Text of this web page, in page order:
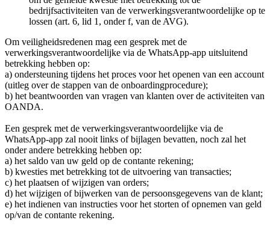
bedrijfsactiviteiten van de verwerkingsverantwoordelijke op te
lossen (art. 6, lid 1, onder f, van de AVG).
Om veiligheidsredenen mag een gesprek met de
verwerkingsverantwoordelijke via de WhatsApp-app uitsluitend
betrekking hebben op:
a) ondersteuning tijdens het proces voor het openen van een account
(uitleg over de stappen van de onboardingprocedure);
b) het beantwoorden van vragen van klanten over de activiteiten van
OANDA.
Een gesprek met de verwerkingsverantwoordelijke via de
WhatsApp-app zal nooit links of bijlagen bevatten, noch zal het
onder andere betrekking hebben op:
a) het saldo van uw geld op de contante rekening;
b) kwesties met betrekking tot de uitvoering van transacties;
c) het plaatsen of wijzigen van orders;
d) het wijzigen of bijwerken van de persoonsgegevens van de klant;
e) het indienen van instructies voor het storten of opnemen van geld
op/van de contante rekening.